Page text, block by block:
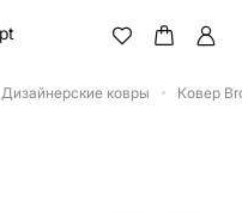
Дизайнерские ковры Ковер